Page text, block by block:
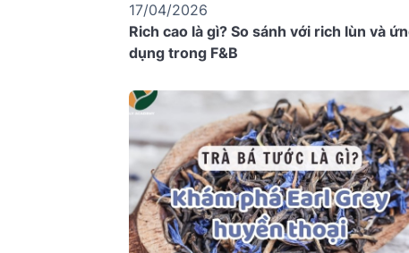
17/04/2026
Rich cao là gì? So sánh với rich lùn và
dụng trong F&B